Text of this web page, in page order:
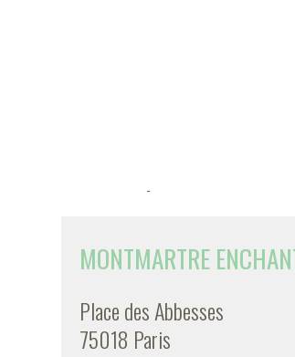
-
MONTMARTRE
Place des Abbesses
75018 Paris